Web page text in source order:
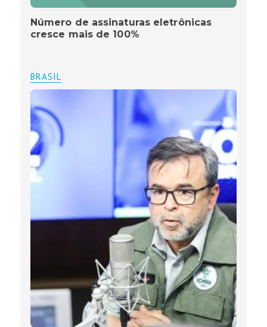
Número de assinaturas eletrônicas
cresce mais de 100%
BRASIL